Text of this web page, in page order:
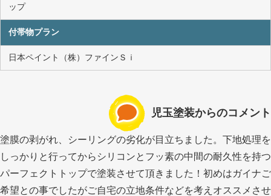
ップ
付帯物プラン
日本ペイント（株）ファインＳｉ
児玉塗装からのコメント
塗膜の剥がれ、シーリングの劣化が目立ちました。下地処理を
しっかりと行ってからシリコンとフッ素の中間の耐久性を持つ
パーフェクトトップで塗装させて頂きました！初めはガイナご
希望との事でしたがご自宅の立地条件などを考えオススメさせ